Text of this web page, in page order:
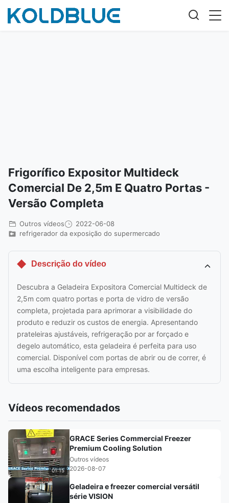
Frigorífico Expositor Multideck
Comercial De 2,5m E Quatro Portas -
Versão Completa
Outros vídeos
2022-06-08
refrigerador da exposição do supermercado
Descrição do vídeo
Descubra a Geladeira Expositora Comercial Multideck de
2,5m com quatro portas e porta de vidro de versão
completa, projetada para aprimorar a visibilidade do
produto e reduzir os custos de energia. Apresentando
prateleiras ajustáveis, refrigeração por ar forçado e
degelo automático, esta geladeira é perfeita para uso
comercial. Disponível com portas de abrir ou de correr, é
uma escolha inteligente para empresas.
Vídeos recomendados
01:15
GRACE Series Commercial Freezer
Premium Cooling Solution
Outros vídeos
2026-08-07
Geladeira e freezer comercial versátil
série VISION